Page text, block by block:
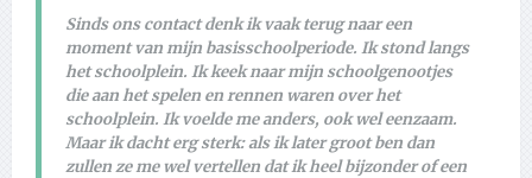
Sinds ons contact denk ik vaak terug naar een
moment van mijn basisschoolperiode. Ik stond langs
het schoolplein. Ik keek naar mijn schoolgenootjes
die aan het spelen en rennen waren over het
schoolplein. Ik voelde me anders, ook wel eenzaam.
Maar ik dacht erg sterk: als ik later groot ben dan
zullen ze me wel vertellen dat ik heel bijzonder of een